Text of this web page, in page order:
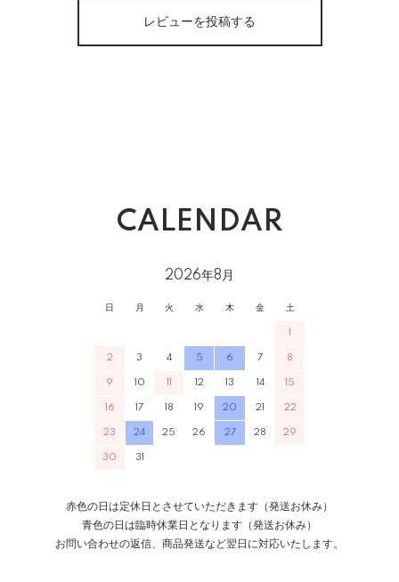
レビューを投稿する
CALENDAR
2026年8月
日 月 火 水 木 金 土
1
2 3 4 5 6 7 8
9 10 11 12 13 14 15
16 17 18 19 20 21 22
23 24 25 26 27 28 29
30 31
赤色の日は定休日とさせていただきます（発送お休み）
青色の日は臨時休業日となります（発送お休み）
お問い合わせの返信、商品発送など翌日に対応いたします。